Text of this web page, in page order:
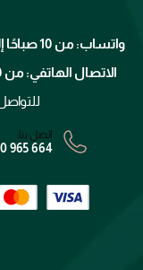
الإرجاع
برنامج الولاء ميوز
الشروط و الأحكام
سياسة الخصوصية
واتساب: من 10 صباحًا إلى 2 بعد منتصف الليل (من الإثنين إلى الأحد)
الاتصال الهاتفي: من 10 صباحًا إلى 11 مساءً (من الإثنين إلى الأحد)
اتصل بنا:
965 664